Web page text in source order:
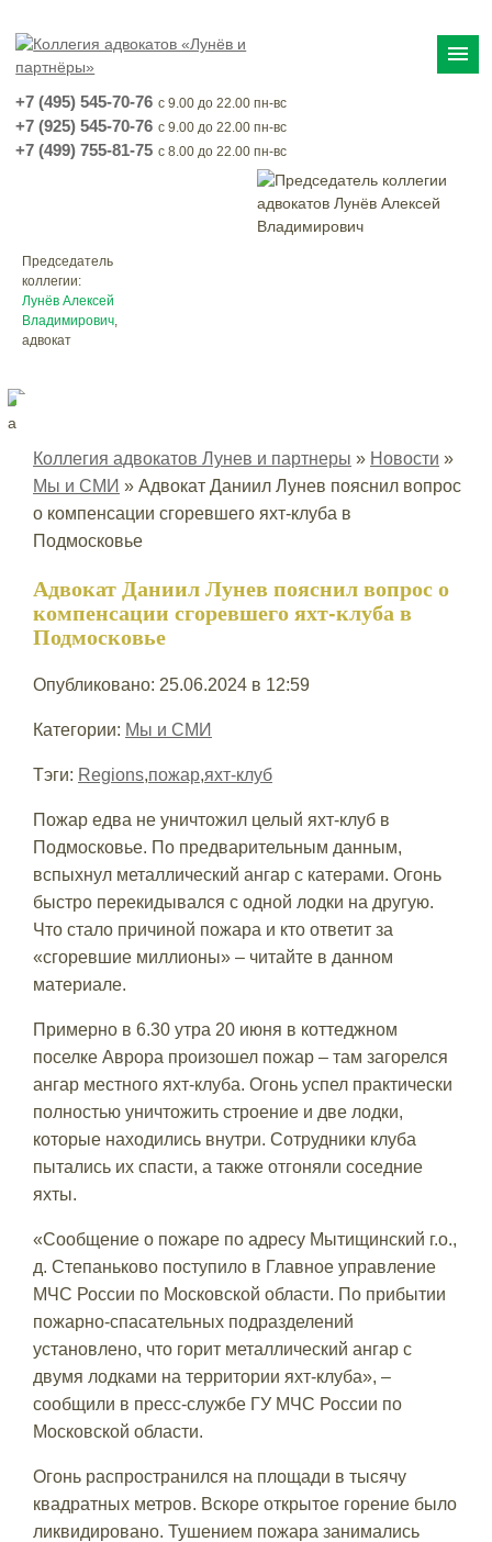
+7 (495) 545-70-76 с 9.00 до 22.00 пн-вс
+7 (925) 545-70-76 с 9.00 до 22.00 пн-вс
+7 (499) 755-81-75 с 8.00 до 22.00 пн-вс
menu
Председатель
коллегии:
Лунёв Алексей
Владимирович,
адвокат
Коллегия адвокатов Лунев и партнеры » Новости »
Мы и СМИ » Адвокат Даниил Лунев пояснил вопрос
о компенсации сгоревшего яхт-клуба в
Подмосковье
Адвокат Даниил Лунев пояснил вопрос о
компенсации сгоревшего яхт-клуба в
Подмосковье
Опубликовано: 25.06.2024 в 12:59
Категории: Мы и СМИ
Тэги: Regions,пожар,яхт-клуб
Пожар едва не уничтожил целый яхт-клуб в
Подмосковье. По предварительным данным,
вспыхнул металлический ангар с катерами. Огонь
быстро перекидывался с одной лодки на другую.
Что стало причиной пожара и кто ответит за
«сгоревшие миллионы» – читайте в данном
материале.
Примерно в 6.30 утра 20 июня в коттеджном
поселке Аврора произошел пожар – там загорелся
ангар местного яхт-клуба. Огонь успел практически
полностью уничтожить строение и две лодки,
которые находились внутри. Сотрудники клуба
пытались их спасти, а также отгоняли соседние
яхты.
«Сообщение о пожаре по адресу Мытищинский г.о.,
д. Степаньково поступило в Главное управление
МЧС России по Московской области. По прибытии
пожарно-спасательных подразделений
установлено, что горит металлический ангар с
двумя лодками на территории яхт-клуба», –
сообщили в пресс-службе ГУ МЧС России по
Московской области.
Огонь распространился на площади в тысячу
квадратных метров. Вскоре открытое горение было
ликвидировано. Тушением пожара занимались